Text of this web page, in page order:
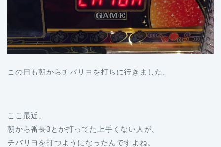
この日も朝からチバリヨを打ちに行きました。
ここ最近、
朝から番長3とか打ってた上手くない人が、
チバリヨを打つようになったんですよね。